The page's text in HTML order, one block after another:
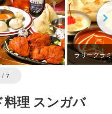
ラリーグラ
/ 7
理 スンガバ